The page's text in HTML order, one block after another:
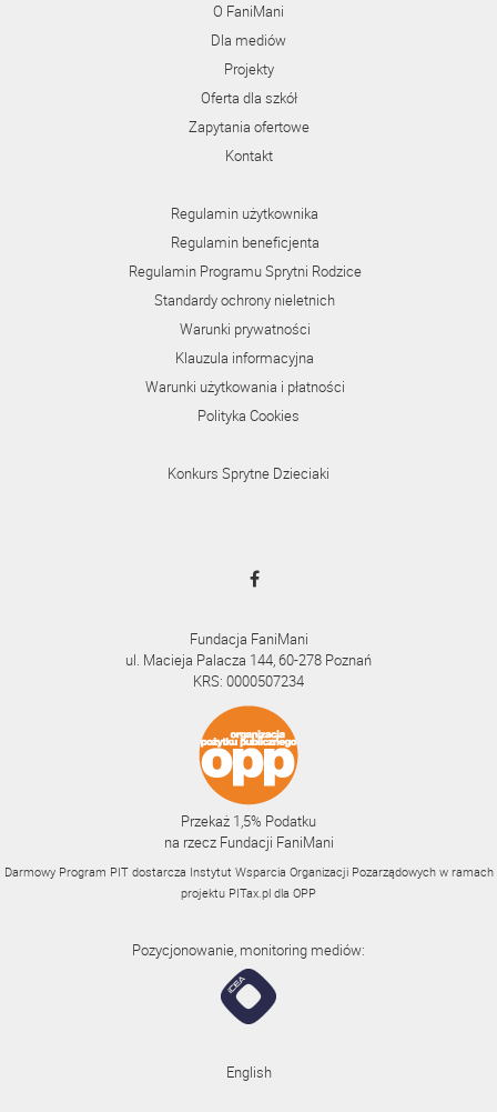
O FaniMani
Dla mediów
Projekty
Oferta dla szkół
Zapytania ofertowe
Kontakt
Regulamin użytkownika
Regulamin beneficjenta
Regulamin Programu Sprytni Rodzice
Standardy ochrony nieletnich
Warunki prywatności
Klauzula informacyjna
Warunki użytkowania i płatności
Polityka Cookies
Konkurs Sprytne Dzieciaki
Fundacja FaniMani
ul. Macieja Palacza 144, 60-278 Poznań
KRS: 0000507234
Przekaż 1,5% Podatku
na rzecz Fundacji FaniMani
Darmowy Program PIT dostarcza Instytut Wsparcia Organizacji Pozarządowych w ramach
projektu PITax.pl dla OPP
Pozycjonowanie, monitoring mediów:
English